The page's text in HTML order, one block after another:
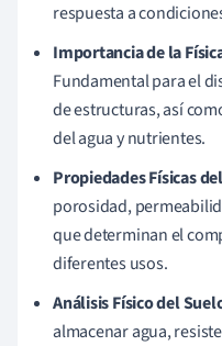
respuesta a
Importancia de la
Fundamental para el
de estructuras, así
del agua y nutrientes.
Propiedades Físicas
porosidad,
que determinan el
diferentes usos.
Análisis Físico del
almacenar agua,